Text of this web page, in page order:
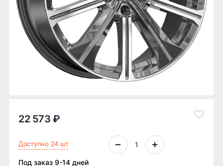
22 573 ₽
Доступно 24 шт
Под заказ 9-14 дней